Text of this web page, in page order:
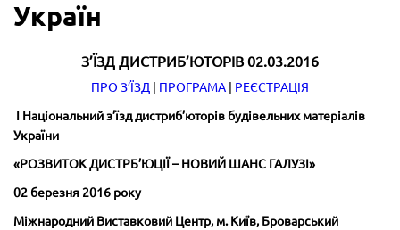
Україн
З’ЇЗД ДИСТРИБ’ЮТОРІВ 02.03.2016
ПРО З’ЇЗД ПРОГРАМА
РЕЄСТРАЦІЯ
І Національний з’їзд дистриб’юторів будівельних матеріалів
України
«РОЗВИТОК ДИСТРБ’ЮЦІЇ – НОВИЙ ШАНС ГАЛУЗІ»
02 березня 2016 року
Міжнародний Виставковий Центр, м. Київ, Броварський